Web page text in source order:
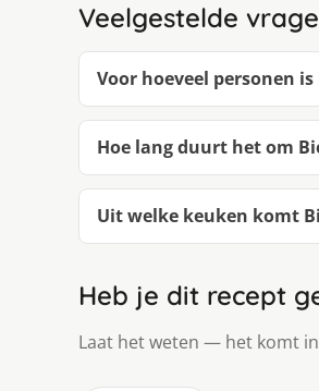
Veelgestelde
Voor hoeveel personen
Hoe lang duurt het om
Uit welke keuken komt
Heb je dit recept
Laat het weten — het komt